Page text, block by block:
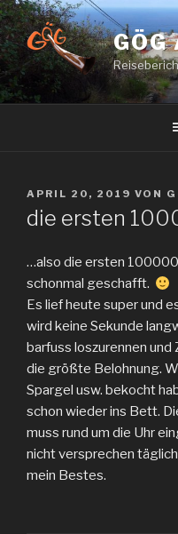
Zum
Inhalt
springen
GÖG
VERÖFFENTLICHT
AM
APRIL 20, 2019 VON
die ersten
…also die ersten
schonmal geschafft.
Es lief heute super und
wird keine Sekunde
barfuss loszurennen und
die größte Belohnung.
Spargel usw. bekocht
schon wieder ins Bett.
muss rund um die Uhr
nicht versprechen
mein Bestes.